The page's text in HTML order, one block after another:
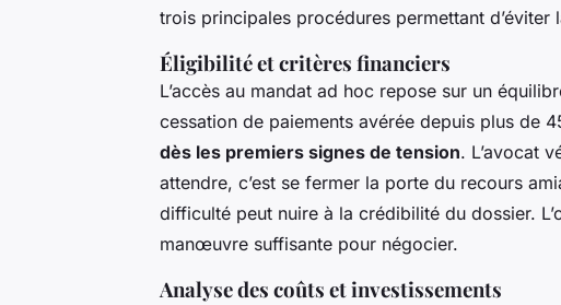
trois principales procédures permettant d’éviter
Éligibilité et critères financiers
L’accès au mandat ad hoc repose sur un
cessation de paiements avérée depuis plus de
dès les premiers signes de tension. L’avocat
attendre, c’est se fermer la porte du recours
difficulté peut nuire à la crédibilité du dossier.
manœuvre suffisante pour négocier.
Analyse des coûts et investissements